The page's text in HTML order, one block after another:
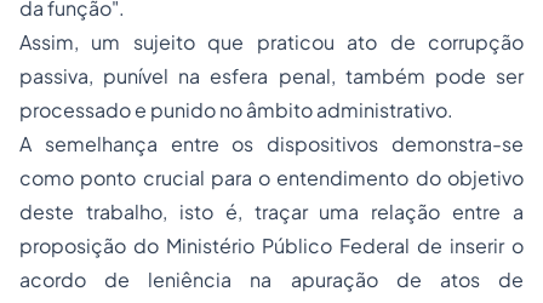
da função".
Assim, um sujeito que praticou ato de corrupção
passiva, punível na esfera penal, também pode ser
processado e punido no âmbito administrativo.
A semelhança entre os dispositivos demonstra-se
como ponto crucial para o entendimento do objetivo
deste trabalho, isto é, traçar uma relação entre a
proposição do Ministério Público Federal de inserir o
acordo de leniência na apuração de atos de